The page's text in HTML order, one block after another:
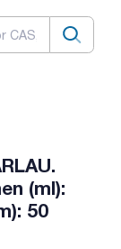
(ml):
50